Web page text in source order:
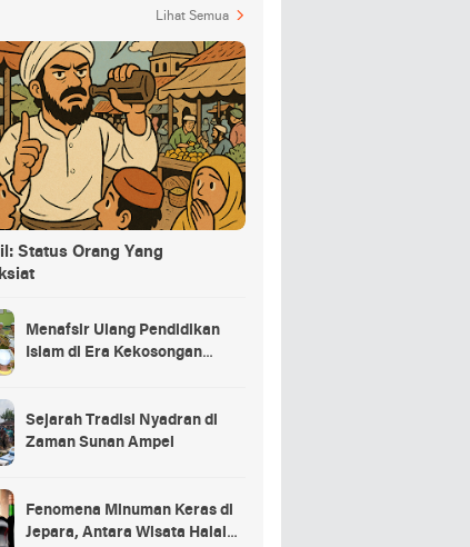
Lihat Semua
Status Orang Yang
Menafsir Ulang Pendidikan
Islam di Era Kekosongan
Sejarah Tradisi Nyadran di
Zaman Sunan Ampel
Fenomena Minuman Keras di
Jepara, Antara Wisata Halal